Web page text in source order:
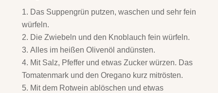
Das Suppengrün putzen, waschen und sehr fein
würfeln.
Die Zwiebeln und den Knoblauch fein würfeln.
Alles im heißen Olivenöl andünsten.
Mit Salz, Pfeffer und etwas Zucker würzen. Das
Tomatenmark und den Oregano kurz mitrösten.
Mit dem Rotwein ablöschen und etwas